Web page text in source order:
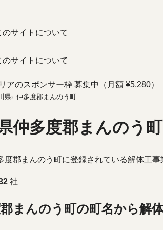
のサイトについて
のサイトについて
アのスポンサー枠 募集中（月額 ¥5,280）
県 仲多度郡まんのう町
仲多度郡まんのう
度郡まんのう町に登録されている解体工
社
まんのう町の町名から解